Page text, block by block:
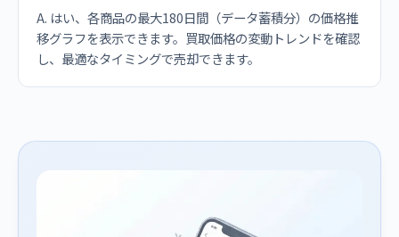
A. はい、各商品の最大180日間（データ蓄積分）の価格推
移グラフを表示できます。買取価格の変動トレンドを確認
し、最適なタイミングで売却できます。